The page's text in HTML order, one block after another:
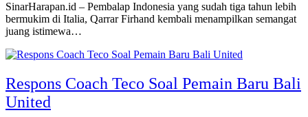
SinarHarapan.id – Pembalap Indonesia yang sudah tiga tahun lebih
bermukim di Italia, Qarrar Firhand kembali menampilkan semangat
juang istimewa…
Respons Coach Teco Soal Pemain Baru Bali
United